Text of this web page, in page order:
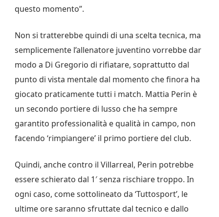
questo momento”.
Non si tratterebbe quindi di una scelta tecnica, ma
semplicemente l’allenatore juventino vorrebbe dar
modo a Di Gregorio di rifiatare, soprattutto dal
punto di vista mentale dal momento che finora ha
giocato praticamente tutti i match. Mattia Perin è
un secondo portiere di lusso che ha sempre
garantito professionalità e qualità in campo, non
facendo ‘rimpiangere’ il primo portiere del club.
Quindi, anche contro il Villarreal, Perin potrebbe
essere schierato dal 1′ senza rischiare troppo. In
ogni caso, come sottolineato da ‘Tuttosport’, le
ultime ore saranno sfruttate dal tecnico e dallo